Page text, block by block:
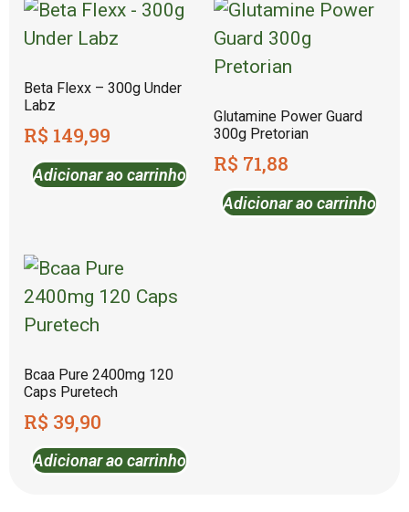
Beta Flexx – 300g Under
Labz
R$ 149,99
Adicionar ao carrinho
Glutamine Power Guard
300g Pretorian
R$ 71,88
Adicionar ao carrinho
Bcaa Pure 2400mg 120
Caps Puretech
R$ 39,90
Adicionar ao carrinho